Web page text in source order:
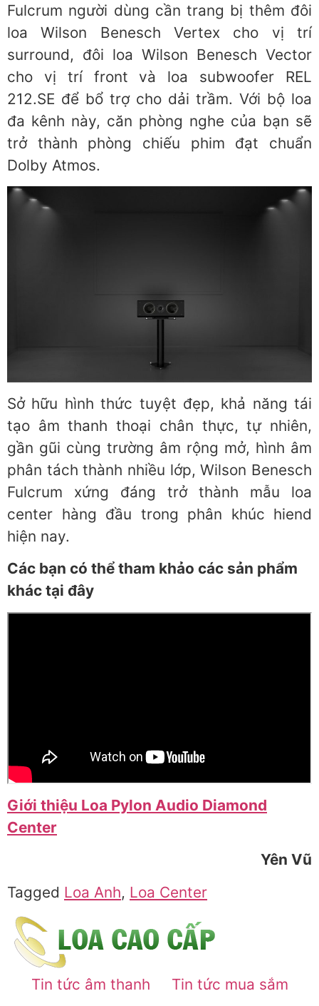
Fulcrum người dùng cần trang bị thêm đôi
loa Wilson Benesch Vertex cho vị trí
surround, đôi loa Wilson Benesch Vector
cho vị trí front và loa subwoofer REL
212.SE để bổ trợ cho dải trầm. Với bộ loa
đa kênh này, căn phòng nghe của bạn sẽ
trở thành phòng chiếu phim đạt chuẩn
Dolby Atmos.
Sở hữu hình thức tuyệt đẹp, khả năng tái
tạo âm thanh thoại chân thực, tự nhiên,
gần gũi cùng trường âm rộng mở, hình âm
phân tách thành nhiều lớp, Wilson Benesch
Fulcrum xứng đáng trở thành mẫu loa
center hàng đầu trong phân khúc hiend
hiện nay.
Các bạn có thể tham khảo các sản phẩm
khác tại đây
Giới thiệu Loa Pylon Audio Diamond
Center
Yên Vũ
Tagged Loa Anh, Loa Center
Tin tức âm thanh
Tin tức mua sắm